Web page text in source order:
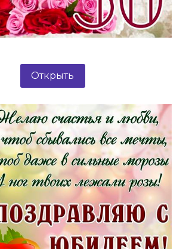
Открыть